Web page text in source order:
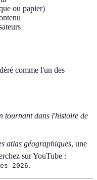
ou papier)
comme l'un des
tournant dans l'histoire de
atlas géographiques, une
sur YouTube :
2026.